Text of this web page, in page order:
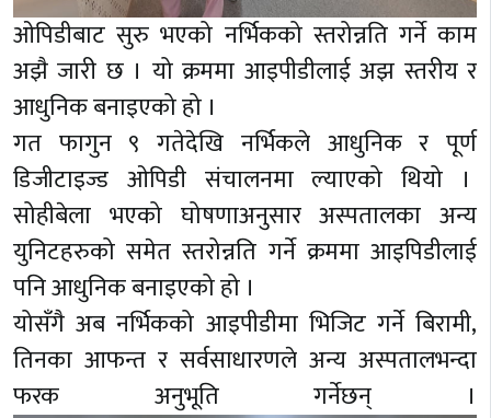
ओपिडीबाट सुरु भएको नर्भिकको स्तरोन्नति गर्ने काम
अझै जारी छ । यो क्रममा आइपीडीलाई अझ स्तरीय र
आधुनिक बनाइएको हो ।
गत फागुन ९ गतेदेखि नर्भिकले आधुनिक र पूर्ण
डिजीटाइज्ड ओपिडी संचालनमा ल्याएको थियो ।
सोहीबेला भएको घोषणाअनुसार अस्पतालका अन्य
युनिटहरुको समेत स्तरोन्नति गर्ने क्रममा आइपिडीलाई
पनि आधुनिक बनाइएको हो ।
योसँगै अब नर्भिकको आइपीडीमा भिजिट गर्ने बिरामी,
तिनका आफन्त र सर्वसाधारणले अन्य अस्पतालभन्दा
फरक अनुभूति गर्नेछन् ।